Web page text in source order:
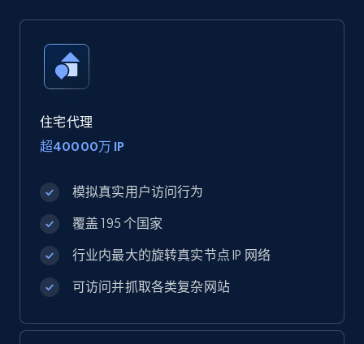
住宅代理
超40000万 IP
模拟真实用户访问行为
覆盖 195 个国家
行业内最大的旋转真实节点 IP 网络
可访问并抓取各类复杂网站